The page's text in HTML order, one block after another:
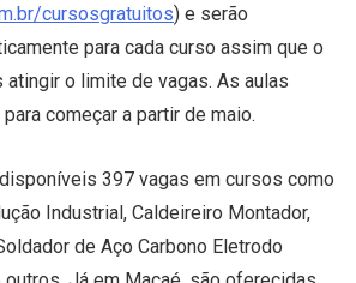
cursosgratuitos) e serão
para cada curso assim que o
o limite de vagas. As aulas
começar a partir de maio.
397 vagas em cursos como
Industrial, Caldeireiro Montador,
de Aço Carbono Eletrodo